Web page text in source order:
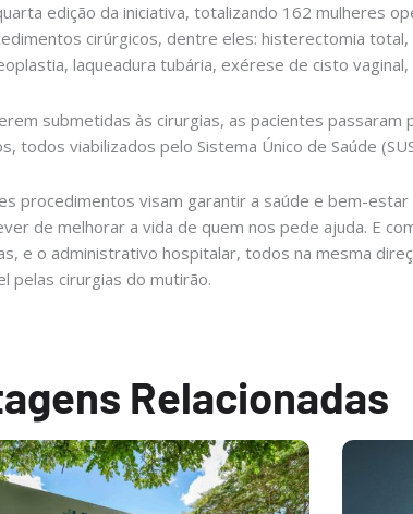
edição da iniciativa, totalizando 162 mulheres
cirúrgicos, dentre eles: histerectomia
laqueadura tubária, exérese de cisto
submetidas às cirurgias, as pacientes passaram
todos viabilizados pelo Sistema Único de Saúde
procedimentos visam garantir a saúde e bem-
de melhorar a vida de quem nos pede ajuda. E
e o administrativo hospitalar, todos na mesma
pelas cirurgias do mutirão.
Relacionadas